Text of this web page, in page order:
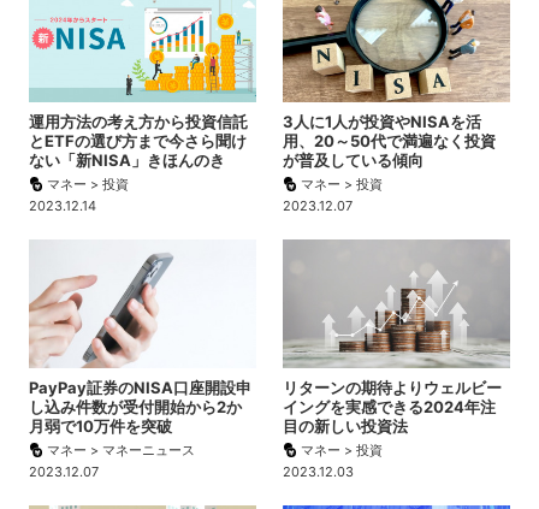
運用方法の考え方から投資信託
とETFの選び方まで今さら聞け
ない「新NISA」きほんのき
マネー > 投資
2023.12.14
3人に1人が投資やNISAを活
用、20～50代で満遍なく投資
が普及している傾向
マネー > 投資
2023.12.07
PayPay証券のNISA口座開設申
し込み件数が受付開始から2か
月弱で10万件を突破
マネー > マネーニュース
2023.12.07
リターンの期待よりウェルビー
イングを実感できる2024年注
目の新しい投資法
マネー > 投資
2023.12.03